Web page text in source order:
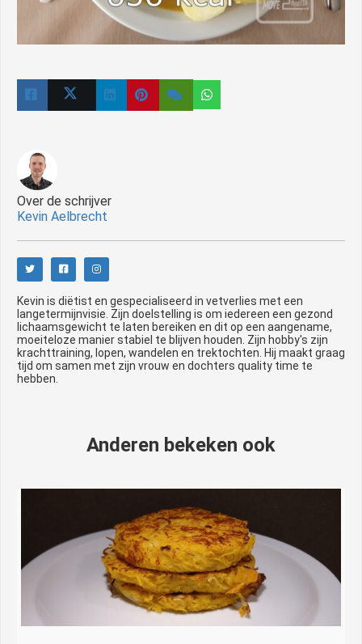
Over de schrijver
Kevin Aelbrecht
Kevin is diëtist en gespecialiseerd in vetverlies met een
langetermijnvisie. Zijn doelstelling is om iedereen een gezond
lichaamsgewicht te laten bereiken en dit op een aangename,
moeiteloze manier stabiel te blijven houden. Zijn hobby's zijn
krachttraining, lopen, wandelen en trektochten. Hij maakt graag
tijd om samen met zijn vrouw en dochters quality time te
hebben.
Anderen bekeken ook